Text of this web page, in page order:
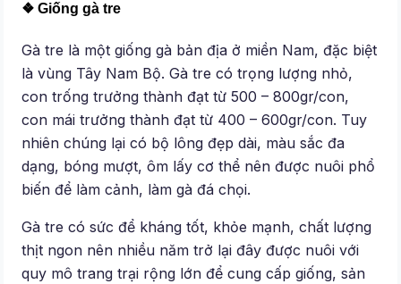
❖ Giống gà tre
Gà tre là một giống gà bản địa ở miền Nam, đặc biệt
là vùng Tây Nam Bộ. Gà tre có trọng lượng nhỏ,
con trống trưởng thành đạt từ 500 – 800gr/con,
con mái trưởng thành đạt từ 400 – 600gr/con. Tuy
nhiên chúng lại có bộ lông đẹp dài, màu sắc đa
dạng, bóng mượt, ôm lấy cơ thể nên được nuôi phổ
biến để làm cảnh, làm gà đá chọi.
Gà tre có sức để kháng tốt, khỏe mạnh, chất lượng
thịt ngon nên nhiều năm trở lại đây được nuôi với
quy mô trang trại rộng lớn để cung cấp giống, sản